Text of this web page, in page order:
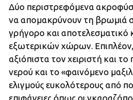
Δύο περιστρεφόμενα
να απομακρύνουν τη βρωμιά
γρήγορο και
εξωτερικών χώρων. Επιπλέον,
αξιόπιστα τον χειριστή και
νερού και το «φαινόμενο
ελιγμούς ευκολότερους από